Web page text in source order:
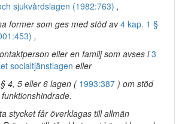
sjukvårdslagen (1982:763) ,
former som ges med stöd av4 kap. 1 §
,
eller en familj som avses i3
socialtjänstlagen eller
4, 5 eller 6 lagen ( 1993:387 ) om stöd
stycket får överklagas till allmän